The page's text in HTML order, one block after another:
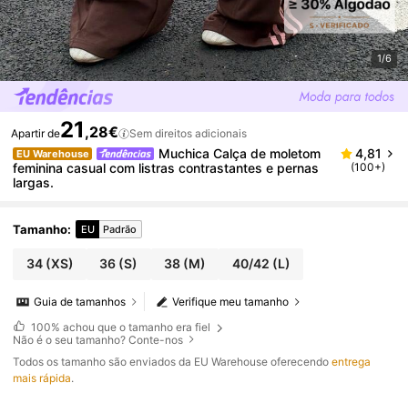
1/6
Apartir de21 ,28€ Sem direitos adicionais
EU Warehouse
Muchica Calça de moletom
feminina casual com listras contrastantes e pernas
largas.
4,81
(100+)
Tamanho: EU Padrão
34(XS) 36 (S) 38(M) 40/42 (L)
Verifique meu tamanho
Guia de tamanhos
100% achou que o tamanho era fiel
Não é o seu tamanho? Conte-nos
Todos os tamanho são enviados da EU Warehouse oferecendoentrega
mais rápida.